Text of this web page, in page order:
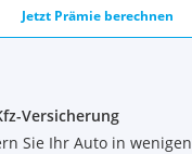
LCD Display und
Jetzt Prämie berechnen
Versicherung
Sie Ihr Auto in